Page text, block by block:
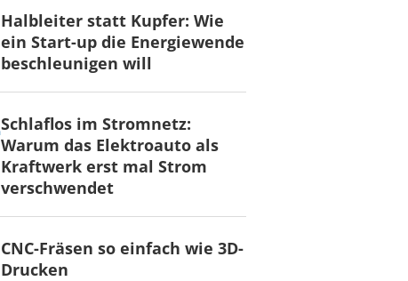
Halbleiter statt Kupfer: Wie
ein Start-up die Energiewende
beschleunigen will
Schlaflos im Stromnetz:
Warum das Elektroauto als
Kraftwerk erst mal Strom
verschwendet
CNC-Fräsen so einfach wie 3D-
Drucken